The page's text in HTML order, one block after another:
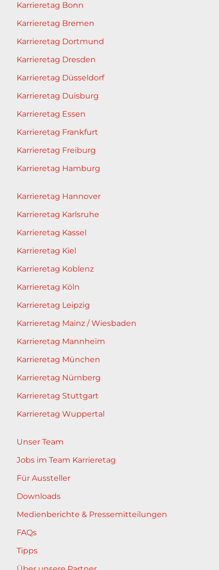
Karrieretag Bonn
Karrieretag Bremen
Karrieretag Dortmund
Karrieretag Dresden
Karrieretag Düsseldorf
Karrieretag Duisburg
Karrieretag Essen
Karrieretag Frankfurt
Karrieretag Freiburg
Karrieretag Hamburg
Karrieretag Hannover
Karrieretag Karlsruhe
Karrieretag Kassel
Karrieretag Kiel
Karrieretag Koblenz
Karrieretag Köln
Karrieretag Leipzig
Karrieretag Mainz / Wiesbaden
Karrieretag Mannheim
Karrieretag München
Karrieretag Nürnberg
Karrieretag Stuttgart
Karrieretag Wuppertal
Unser Team
Jobs im Team Karrieretag
Für Aussteller
Downloads
Medienberichte & Pressemitteilungen
FAQs
Tipps